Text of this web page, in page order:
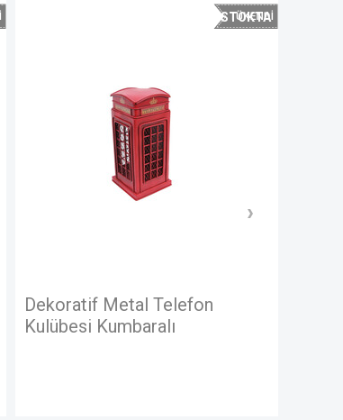
STOKTA
Dekoratif Metal Telefon
Kulübesi Kumbaralı